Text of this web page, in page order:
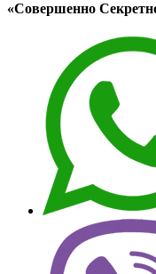
«Совершенно